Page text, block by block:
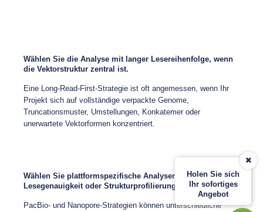
Holen Sie sich
Ihr sofortiges
Angebot
Wählen Sie die Analyse mit langer Lesereihenfolge, wenn
die Vektorstruktur zentral ist.
Eine Long-Read-First-Strategie ist oft angemessen, wenn Ihr
Projekt sich auf vollständige verpackte Genome,
Truncationsmuster, Umstellungen, Konkatemer oder
unerwartete Vektorformen konzentriert.
Wählen Sie plattformspezifische Analysen, wenn
Lesegenauigkeit oder Strukturprofilierung wichtig sind.
PacBio- und Nanopore-Strategien können unterschiedliche